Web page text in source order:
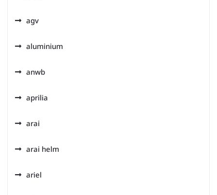
agv
aluminium
anwb
aprilia
arai
arai helm
ariel